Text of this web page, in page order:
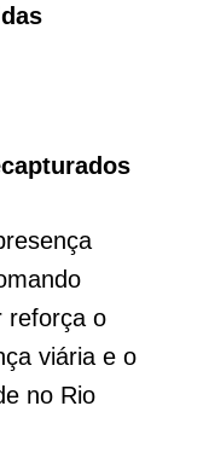
reforça o
viária e o
no Rio